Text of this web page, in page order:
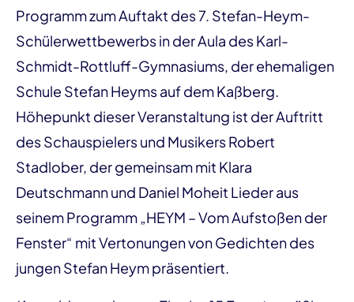
Programm zum Auftakt des 7. Stefan-Heym-
Schülerwettbewerbs in der Aula des Karl-
Schmidt-Rottluff-Gymnasiums, der ehemaligen
Schule Stefan Heyms auf dem Kaßberg.
Höhepunkt dieser Veranstaltung ist der Auftritt
des Schauspielers und Musikers Robert
Stadlober, der gemeinsam mit Klara
Deutschmann und Daniel Moheit Lieder aus
seinem Programm „HEYM – Vom Aufstoßen der
Fenster“ mit Vertonungen von Gedichten des
jungen Stefan Heym präsentiert.